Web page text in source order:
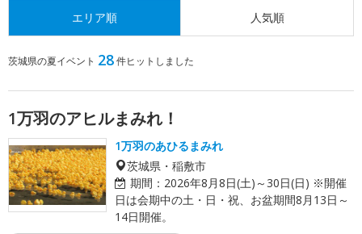
エリア順 人気順
茨城県の夏イベント 28件ヒットしました
1万羽のアヒルまみれ！
1万羽のあひるまみれ
茨城県・稲敷市
期間： 2026年8月8日(土)～30日(日) ※開催
日は会期中の土・日・祝、お盆期間8月13日～
14日開催。